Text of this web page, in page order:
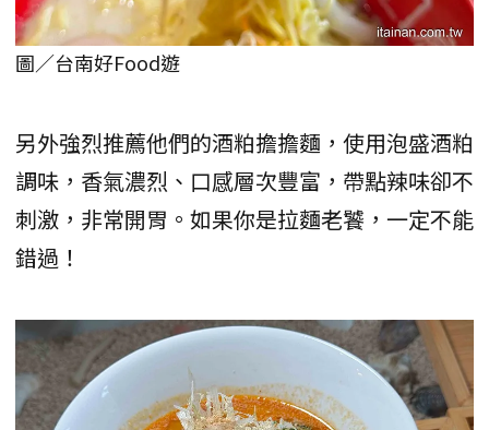
圖／台南好Food遊
另外強烈推薦他們的酒粕擔擔麵，使用泡盛酒粕
調味，香氣濃烈、口感層次豐富，帶點辣味卻不
刺激，非常開胃。如果你是拉麵老饕，一定不能
錯過！